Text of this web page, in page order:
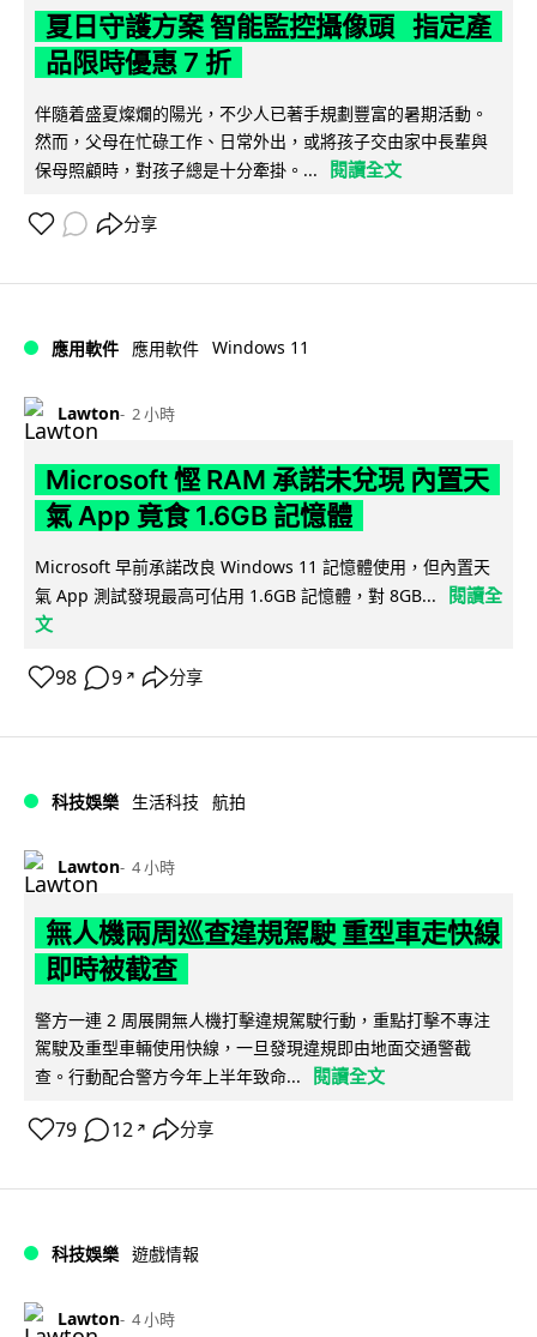
夏日守護方案 智能監控攝像頭 指定產
品限時優惠 7 折
伴隨着盛夏燦爛的陽光，不少人已著手規劃豐富的暑期活動。
然而，父母在忙碌工作、日常外出，或將孩子交由家中長輩與
保母照顧時，對孩子總是十分牽掛。...
閱讀全文
分享
應用軟件 應用軟件 Windows 11
Lawton 2 小時
Microsoft 慳 RAM 承諾未兌現 內置天
氣 App 竟食 1.6GB 記憶體
Microsoft 早前承諾改良 Windows 11 記憶體使用，但內置天
氣 App 測試發現最高可佔用 1.6GB 記憶體，對 8GB...
閱讀全
文
98 9 ↗ 分享
科技娛樂 生活科技 航拍
Lawton 4 小時
無人機兩周巡查違規駕駛 重型車走快線
即時被截查
警方一連 2 周展開無人機打擊違規駕駛行動，重點打擊不專注
駕駛及重型車輛使用快線，一旦發現違規即由地面交通警截
查。行動配合警方今年上半年致命...
閱讀全文
79 12 ↗ 分享
科技娛樂 遊戲情報
Lawton 4 小時